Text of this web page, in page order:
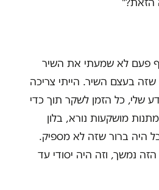
פעם לא שמעתי את השיר
שזה בעצם השיר. הייתי צריכה
שלי, כל הזמן לשקר תוך כדי
מושקעות נורא, בלון
היה ברור שזה לא מספיק.
הזה נמשך, וזה היה יסודי עד